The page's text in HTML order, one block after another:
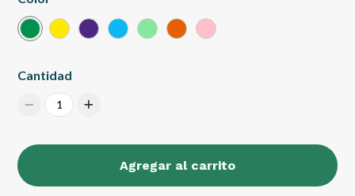
Cantidad
1
Agregar al carrito